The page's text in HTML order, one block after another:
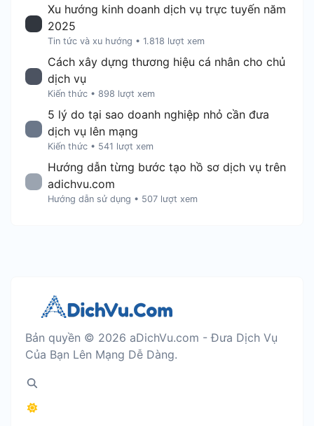
Xu hướng kinh doanh dịch vụ trực tuyến năm
2025
Tin tức và xu hướng • 1.818 lượt xem
Cách xây dựng thương hiệu cá nhân cho chủ
dịch vụ
Kiến thức • 898 lượt xem
5 lý do tại sao doanh nghiệp nhỏ cần đưa
dịch vụ lên mạng
Kiến thức • 541 lượt xem
Hướng dẫn từng bước tạo hồ sơ dịch vụ trên
adichvu.com
Hướng dẫn sử dụng • 507 lượt xem
Bản quyền © 2026 aDichVu.com - Đưa Dịch Vụ
Của Bạn Lên Mạng Dễ Dàng.